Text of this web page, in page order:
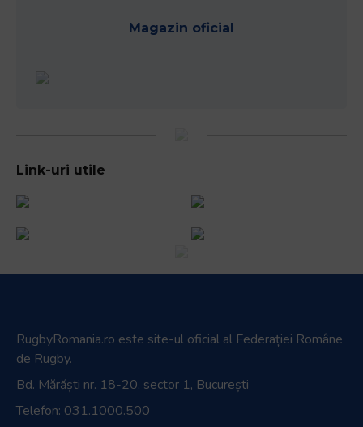
Magazin oficial
Link-uri utile
RugbyRomania.ro este site-ul oficial al Federației Române
de Rugby.
Bd. Mărăști nr. 18-20, sector 1, București
Telefon: 031.1000.500